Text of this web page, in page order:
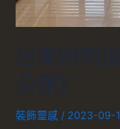
居家照明
公館》
裝飾靈感 / 2023-09-